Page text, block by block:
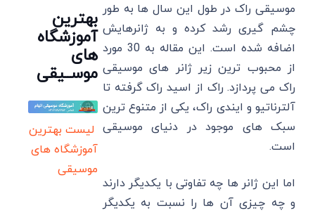
موسیقی راک در طول این سال ها به طور
چشم گیری رشد کرده و به ژانرهایش
اضافه شده است. این مقاله به 30 مورد
از محبوب ترین زیر ژانر های موسیقی
راک می پردازد. راک از اسید راک گرفته تا
آلترناتیو و ایندی راک، یکی از متنوع ‌ترین
سبک ‌های موجود در دنیای موسیقی
است.
اما این ژانر ها چه تفاوتی با یکدیگر دارند
و چه چیزی آن ها را نسبت به یکدیگر
بهترین
آموزشگاه
های
موســیقی
لیست بهترین
آموزشگاه های
موسیقی
نت رایگان
فارسی (پیانو
گیتار ویولن